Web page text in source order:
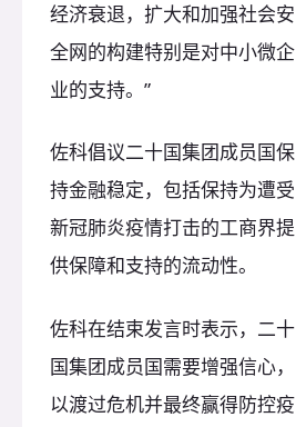
经济衰退，扩大和加强社会安
全网的构建特别是对中小微企
业的支持。”
佐科倡议二十国集团成员国保
持金融稳定，包括保持为遭受
新冠肺炎疫情打击的工商界提
供保障和支持的流动性。
佐科在结束发言时表示，二十
国集团成员国需要增强信心，
以渡过危机并最终赢得防控疫